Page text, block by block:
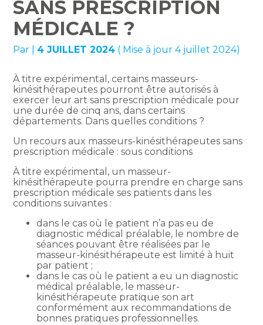
SANS PRESCRIPTION
MÉDICALE ?
Par 4 JUILLET 2024 ( Mise à jour 4 juillet 2024)
À titre expérimental, certains masseurs-
kinésithérapeutes pourront être autorisés à
exercer leur art sans prescription médicale pour
une durée de cinq ans, dans certains
départements. Dans quelles conditions ?
Un recours aux masseurs-kinésithérapeutes sans
prescription médicale : sous conditions
À titre expérimental, un masseur-
kinésithérapeute pourra prendre en charge sans
prescription médicale ses patients dans les
conditions suivantes :
dans le cas où le patient n’a pas eu de
diagnostic médical préalable, le nombre de
séances pouvant être réalisées par le
masseur-kinésithérapeute est limité à huit
par patient ;
dans le cas où le patient a eu un diagnostic
médical préalable, le masseur-
kinésithérapeute pratique son art
conformément aux recommandations de
bonnes pratiques professionnelles.